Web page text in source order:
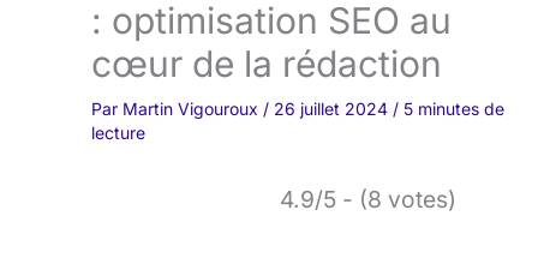
: optimisation SEO au
cœur de la rédaction
Par Martin Vigouroux / 26 juillet 2024 / 5 minutes de
lecture
4.9/5 - (8 votes)